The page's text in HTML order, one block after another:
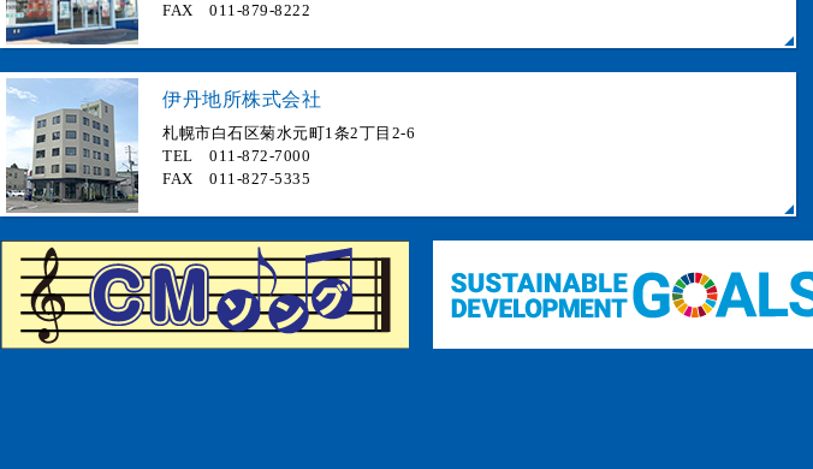
FAX 011-879-8222
伊丹地所株式会社
札幌市白石区菊水元町1条2丁目2-6
TEL 011-872-7000
FAX 011-827-5335